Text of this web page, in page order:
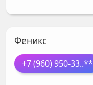
Феникс
+7 (960) 950-33..**